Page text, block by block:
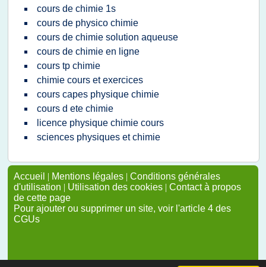
cours de chimie 1s
cours de physico chimie
cours de chimie solution aqueuse
cours de chimie en ligne
cours tp chimie
chimie cours et exercices
cours capes physique chimie
cours d ete chimie
licence physique chimie cours
sciences physiques et chimie
Accueil | Mentions légales | Conditions générales
d'utilisation | Utilisation des cookies | Contact à propos
de cette page
Pour ajouter ou supprimer un site, voir l'article 4 des
CGUs